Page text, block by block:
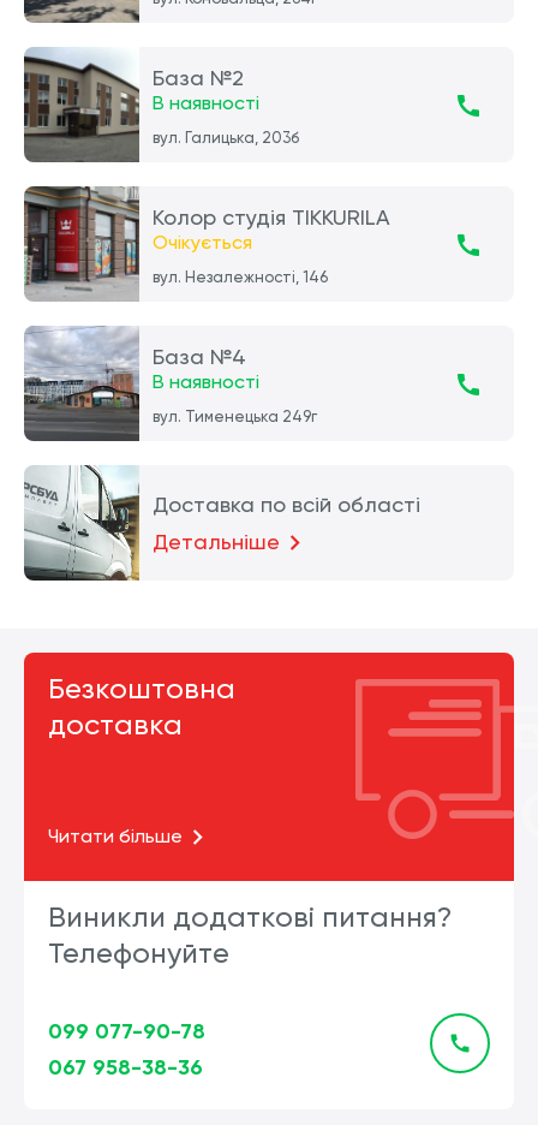
База №2
В наявності
вул. Галицька, 203б
Колор студія TIKKURILA
Очікується
вул. Незалежності, 146
База №4
В наявності
вул. Тименецька 249г
Доставка по всій області
Детальніше
Безкоштовна
доставка
Читати більше
Виникли додаткові питання?
Телефонуйте
099 077-90-78
067 958-38-36